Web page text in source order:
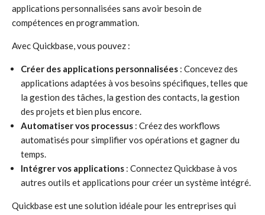
applications personnalisées sans avoir besoin de
compétences en programmation.
Avec Quickbase, vous pouvez :
Créer des applications personnalisées : Concevez des
applications adaptées à vos besoins spécifiques, telles que
la gestion des tâches, la gestion des contacts, la gestion
des projets et bien plus encore.
Automatiser vos processus : Créez des workflows
automatisés pour simplifier vos opérations et gagner du
temps.
Intégrer vos applications : Connectez Quickbase à vos
autres outils et applications pour créer un système intégré.
Quickbase est une solution idéale pour les entreprises qui